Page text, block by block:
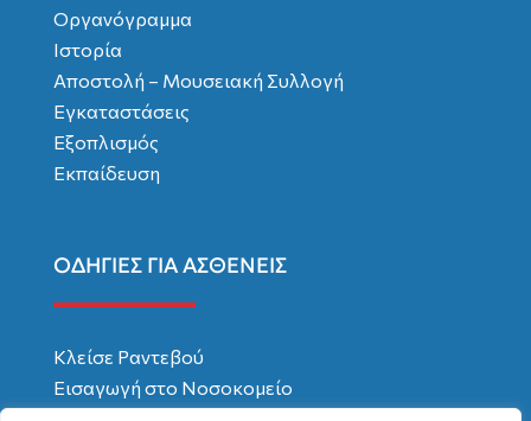
Οργανόγραμμα
Ιστορία
Αποστολή – Μουσειακή Συλλογή
Εγκαταστάσεις
Εξοπλισμός
Εκπαίδευση
ΟΔΗΓΙΕΣ ΓΙΑ ΑΣΘΕΝΕΙΣ
Κλείσε Ραντεβού
Εισαγωγή στο Νοσοκομείο